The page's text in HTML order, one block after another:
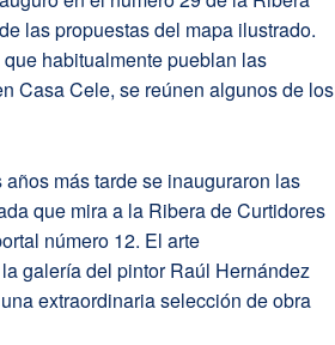
las propuestas del mapa ilustrado.
habitualmente pueblan las
Casa Cele, se reúnen algunos de los
más tarde se inauguraron las
que mira a la Ribera de Curtidores
número 12. El arte
galería del pintor Raúl Hernández
extraordinaria selección de obra